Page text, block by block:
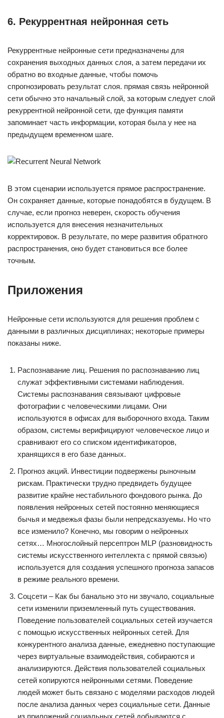
6. Рекуррентная нейронная сеть
Рекуррентные нейронные сети предназначены для
сохранения выходных данных слоя, а затем передачи их
обратно во входные данные, чтобы помочь
спрогнозировать результат слоя. прямая связь нейронной
сети обычно это начальный слой, за которым следует слой
рекуррентной нейронной сети, где функция памяти
запоминает часть информации, которая была у нее на
предыдущем временном шаге.
В этом сценарии используется прямое распространение.
Он сохраняет данные, которые понадобятся в будущем. В
случае, если прогноз неверен, скорость обучения
используется для внесения незначительных
корректировок. В результате, по мере развития обратного
распространения, оно будет становиться все более
точным.
Приложения
Нейронные сети используются для решения проблем с
данными в различных дисциплинах; некоторые примеры
показаны ниже.
Распознавание лиц. Решения по распознаванию лиц
служат эффективными системами наблюдения.
Системы распознавания связывают цифровые
фотографии с человеческими лицами. Они
используются в офисах для выборочного входа. Таким
образом, системы верифицируют человеческое лицо и
сравнивают его со списком идентификаторов,
хранящихся в его базе данных.
Прогноз акций. Инвестиции подвержены рыночным
рискам. Практически трудно предвидеть будущее
развитие крайне нестабильного фондового рынка. До
появления нейронных сетей постоянно меняющиеся
бычья и медвежья фазы были непредсказуемы. Но что
все изменило? Конечно, мы говорим о нейронных
сетях… Многослойный персептрон MLP (разновидность
системы искусственного интеллекта с прямой связью)
используется для создания успешного прогноза запасов
в режиме реального времени.
Соцсети – Как бы банально это ни звучало, социальные
сети изменили приземленный путь существования.
Поведение пользователей социальных сетей изучается
с помощью искусственных нейронных сетей. Для
конкурентного анализа данные, ежедневно поступающие
через виртуальные взаимодействия, собираются и
анализируются. Действия пользователей социальных
сетей копируются нейронными сетями. Поведение
людей может быть связано с моделями расходов людей
после анализа данных через социальные сети. Данные
из приложений социальных сетей добываются с